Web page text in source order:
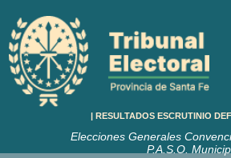
RESULTADOS ESCRUTINIO
Elecciones Generales
P.A.S.O.